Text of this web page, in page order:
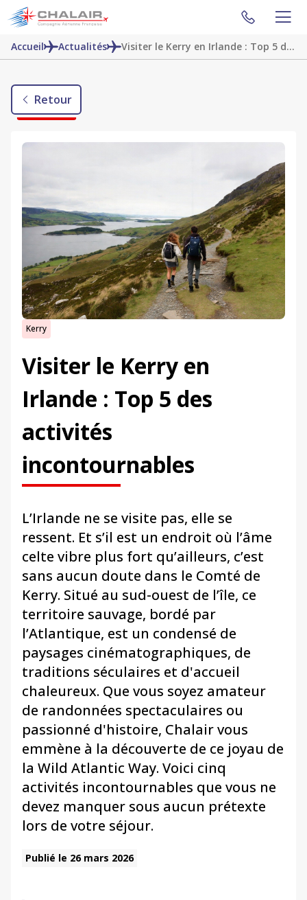
Accueil Actualités Visiter le Kerry en Irlande : Top 5 des activités incontournables
Retour
Kerry
Visiter le Kerry en
Irlande : Top 5 des
activités
incontournables
L’Irlande ne se visite pas, elle se
ressent. Et s’il est un endroit où l’âme
celte vibre plus fort qu’ailleurs, c’est
sans aucun doute dans le Comté de
Kerry. Situé au sud-ouest de l’île, ce
territoire sauvage, bordé par
l’Atlantique, est un condensé de
paysages cinématographiques, de
traditions séculaires et d'accueil
chaleureux. Que vous soyez amateur
de randonnées spectaculaires ou
passionné d'histoire, Chalair vous
emmène à la découverte de ce joyau de
la Wild Atlantic Way. Voici cinq
activités incontournables que vous ne
devez manquer sous aucun prétexte
lors de votre séjour.
Publié le 26 mars 2026